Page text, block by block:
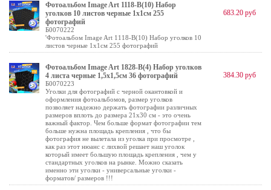
Фотоальбом Image Art 1118-В(10) Набор
уголков 10 листов черные 1х1см 255
фотографий
Б0070222
'Фотоальбом Image Art 1118-В(10) Набор уголков 10
листов черные 1х1см 255 фотографий
683.20 руб
Фотоальбом Image Art 1828-В(4) Набор уголков
4 листа черные 1,5х1,5см 36 фотографий
Б0070223
Уголки для фотографий с черной окантовкой и
оформления фотоальбомов, размер уголков
позволяет надежно держать фотографии различных
размеров вплоть до размера 21х30 см - это очень
важный фактор. Чем больше формат фотографии тем
больше нужна площадь крепления , что бы
фотография не вылетала из уголка при просмотре ,
как раз этот нюанс с лихвой решает наш уголок
который имеет большую площадь крепления , чем у
стандартных уголков на рынке. Можно сказать
именно эти уголки - универсальные уголки -
форматов/ размеров !!!
384.30 руб